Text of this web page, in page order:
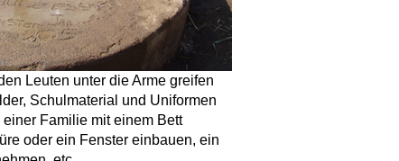
Leuten unter die Arme greifen
Schulmaterial und Uniformen
Familie mit einem Bett
oder ein Fenster einbauen, ein